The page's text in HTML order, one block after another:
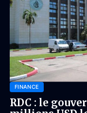
FINANCE
RDC : le